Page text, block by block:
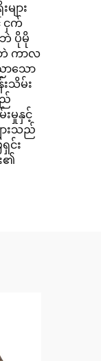
ျား
ငှက်
ပိုမို
ဘဲ ကာလ
ာသော
းသိမ်း
ည်
မှုနှင့်
းသည်
င်း
၏